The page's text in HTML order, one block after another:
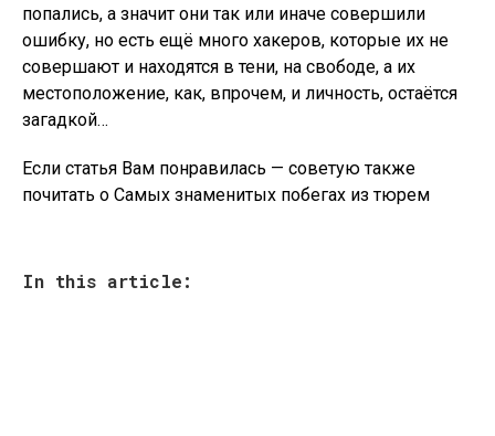
попались, а значит они так или иначе совершили
ошибку, но есть ещё много хакеров, которые их не
совершают и находятся в тени, на свободе, а их
местоположение, как, впрочем, и личность, остаётся
загадкой…
Если статья Вам понравилась — советую также
почитать о Самых знаменитых побегах из тюрем
In this article: